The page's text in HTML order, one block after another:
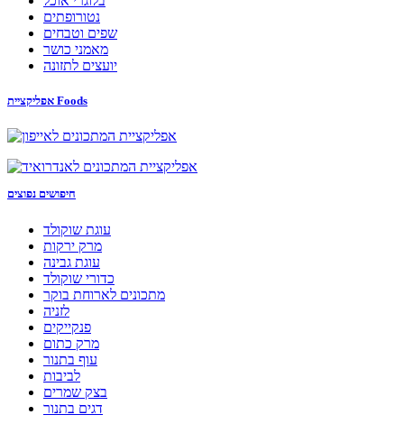
נטורופתים
שפים וטבחים
מאמני כושר
יועצים לתזונה
אפליקציית Foods
חיפושים נפוצים
עוגת שוקולד
מרק ירקות
עוגת גבינה
כדורי שוקולד
מתכונים לארוחת בוקר
לזניה
פנקייקים
מרק כתום
עוף בתנור
לביבות
בצק שמרים
דגים בתנור